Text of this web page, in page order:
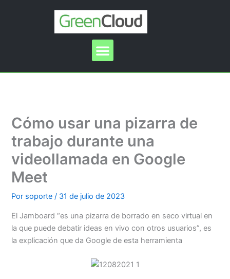
Menu
Cómo usar una pizarra de
trabajo durante una
videollamada en Google
Meet
Por soporte/ 31 de julio de 2023
El Jamboard “es una pizarra de borrado en seco virtual en
la que puede debatir ideas en vivo con otros usuarios”, es
la explicación que da Google de esta herramienta